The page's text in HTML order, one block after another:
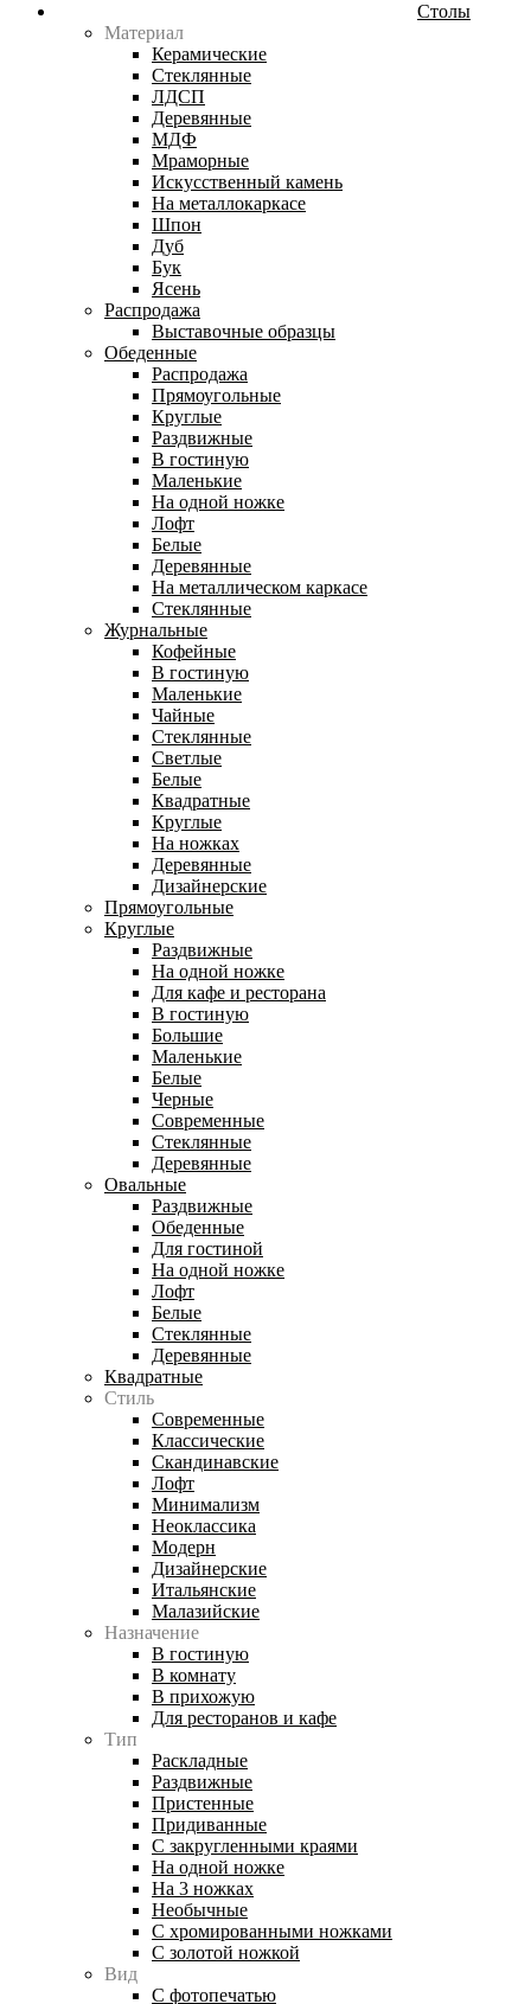
Столы
Материал
Керамические
Стеклянные
ЛДСП
Деревянные
МДФ
Мраморные
Искусственный камень
На металлокаркасе
Шпон
Дуб
Бук
Ясень
Распродажа
Выставочные образцы
Обеденные
Распродажа
Прямоугольные
Круглые
Раздвижные
В гостиную
Маленькие
На одной ножке
Лофт
Белые
Деревянные
На металлическом каркасе
Стеклянные
Журнальные
Кофейные
В гостиную
Маленькие
Чайные
Стеклянные
Светлые
Белые
Квадратные
Круглые
На ножках
Деревянные
Дизайнерские
Прямоугольные
Круглые
Раздвижные
На одной ножке
Для кафе и ресторана
В гостиную
Большие
Маленькие
Белые
Черные
Современные
Стеклянные
Деревянные
Овальные
Раздвижные
Обеденные
Для гостиной
На одной ножке
Лофт
Белые
Стеклянные
Деревянные
Квадратные
Стиль
Современные
Классические
Скандинавские
Лофт
Минимализм
Неоклассика
Модерн
Дизайнерские
Итальянские
Малазийские
Назначение
В гостиную
В комнату
В прихожую
Для ресторанов и кафе
Тип
Раскладные
Раздвижные
Пристенные
Придиванные
С закругленными краями
На одной ножке
На 3 ножках
Необычные
С хромированными ножками
С золотой ножкой
Вид
С фотопечатью